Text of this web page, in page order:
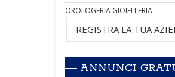
OROLOGERIA GIOIELLERIA
REGISTRA LA TUA
ANNUNCI